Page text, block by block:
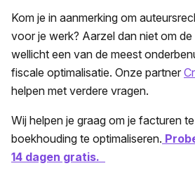
Kom je in aanmerking om
voor je werk? Aarzel dan niet om
wellicht een van de meest
fiscale optimalisatie. Onze partner
helpen met verdere vragen.
Wij helpen je graag om je facturen
boekhouding te optimaliseren.
14 dagen gratis.